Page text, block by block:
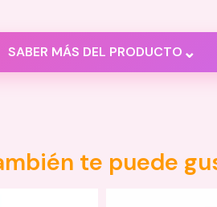
SABER MÁS DEL PRODUCTO ⌄
te puede